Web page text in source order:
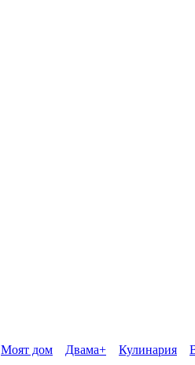
Моят дом Двама+ Кулинария